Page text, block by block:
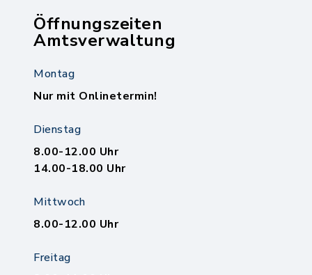
Öffnungszeiten
Amtsverwaltung
Montag
Nur mit Onlinetermin!
Dienstag
8.00-12.00 Uhr
14.00-18.00 Uhr
Mittwoch
8.00-12.00 Uhr
Freitag